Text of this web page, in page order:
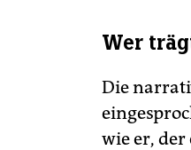
Wer
Die
wie er,